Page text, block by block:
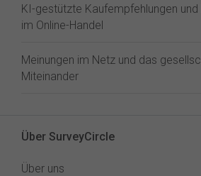
KI-gestützte Kaufempfehlungen
im Online-Handel
Meinungen im Netz und das
Miteinander
Über SurveyCircle
Über uns